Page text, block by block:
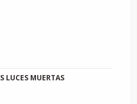
LUCES MUERTAS